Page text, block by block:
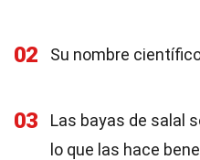
02 Su nombre
03
Las bayas de salal
lo que las hace